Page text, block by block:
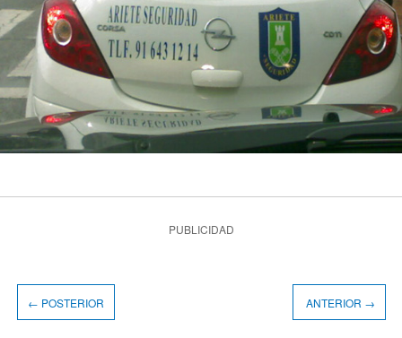
PUBLICIDAD
← POSTERIOR ANTERIOR →